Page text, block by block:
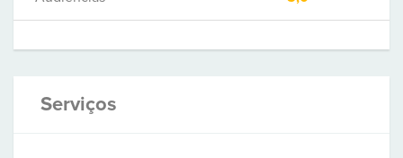
Serviços